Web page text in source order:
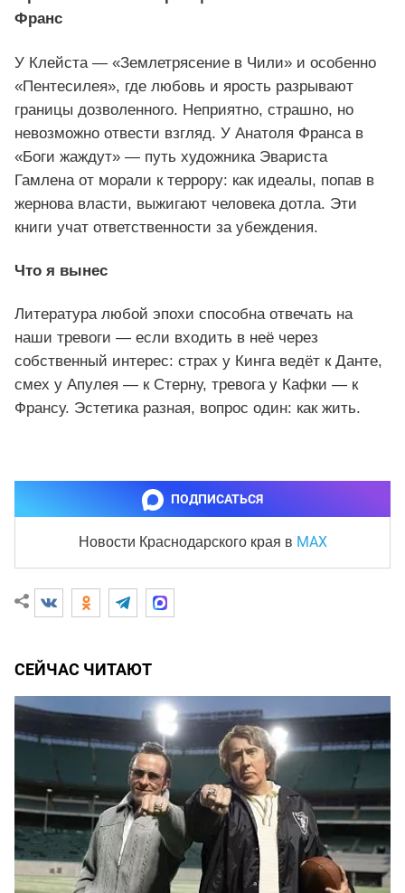
Франс
У Клейста — «Землетрясение в Чили» и особенно
«Пентесилея», где любовь и ярость разрывают
границы дозволенного. Неприятно, страшно, но
невозможно отвести взгляд. У Анатоля Франса в
«Боги жаждут» — путь художника Эвариста
Гамлена от морали к террору: как идеалы, попав в
жернова власти, выжигают человека дотла. Эти
книги учат ответственности за убеждения.
Что я вынес
Литература любой эпохи способна отвечать на
наши тревоги — если входить в неё через
собственный интерес: страх у Кинга ведёт к Данте,
смех у Апулея — к Стерну, тревога у Кафки — к
Франсу. Эстетика разная, вопрос один: как жить.
ПОДПИСАТЬСЯ
Новости Краснодарского края в MAX
СЕЙЧАС ЧИТАЮТ